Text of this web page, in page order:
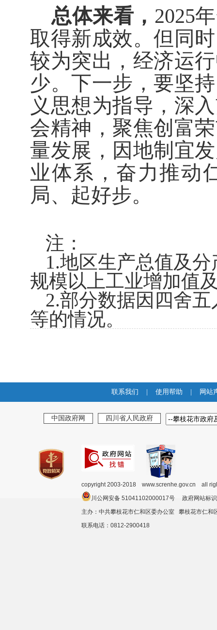
总体来看， 2025
取得新成效。但同
较为突出，经济运
少。下一步，要坚
义思想为指导，深
会精神，聚焦创富
量发展，因地制宜
业体系，奋力推动
局、起好步。
注：
1.地区生产总值及
规模以上工业增加值
2.部分数据因四舍
等的情况。
联系我们 使用帮助 网站
中国政府网 四川省人民政府
copyright 2003-2018 www.screnhe.gov.cn all
川公网安备 51041102000017号 政府网站
主办：中共攀枝花市仁和区委办公室 攀枝花市仁
联系电话：0812-2900418